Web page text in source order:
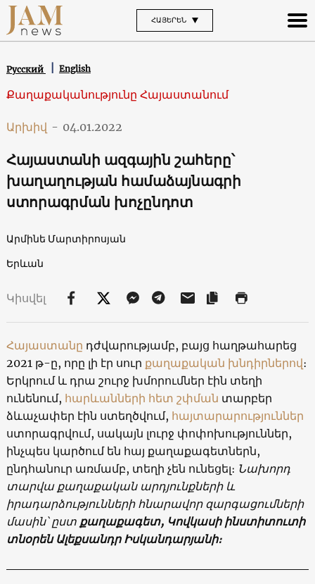
ՀԱՅԵՐԵՆ
Русский English
Քաղաքականությունը Հայաստանում
Արխիվ - 04.01.2022
Հայաստանի ազգային շահերը՝
խաղաղության համաձայնագրի
ստորագրման խոչընդոտ
Արմինե Մարտիրոսյան
Երևան
Կիսվել
Հայաստանը դժվարությամբ, բայց հաղթահարեց
2021 թ-ը, որը լի էր սուր քաղաքական խնդիրներով։
Երկրում և դրա շուրջ խմորումներ էին տեղի
ունենում, հարևանների հետ շփման տարբեր
ձևաչափեր էին ստեղծվում, հայտարարություններ
ստորագրվում, սակայն լուրջ փոփոխություններ,
ինչպես կարծում են հայ քաղաքագետներն,
ընդհանուր առմամբ, տեղի չեն ունեցել։ Նախորդ
տարվա քաղաքական արդյունքների և
իրադարձությունների հնարավոր զարգացումների
մասին՝ ըստ քաղաքագետ, Կովկասի ինստիտուտի
տնօրեն Ալեքսանդր Իսկանդարյանի։